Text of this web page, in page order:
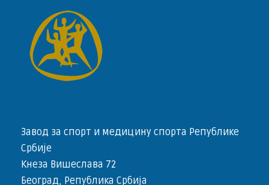
Завод за спорт и медицину спорта Републике
Србије
Кнеза Вишеслава 72
Београд, Република Србија